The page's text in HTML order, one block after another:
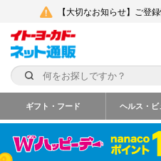
【大切なお知らせ】ご登
ギフト・フード ヘルス・